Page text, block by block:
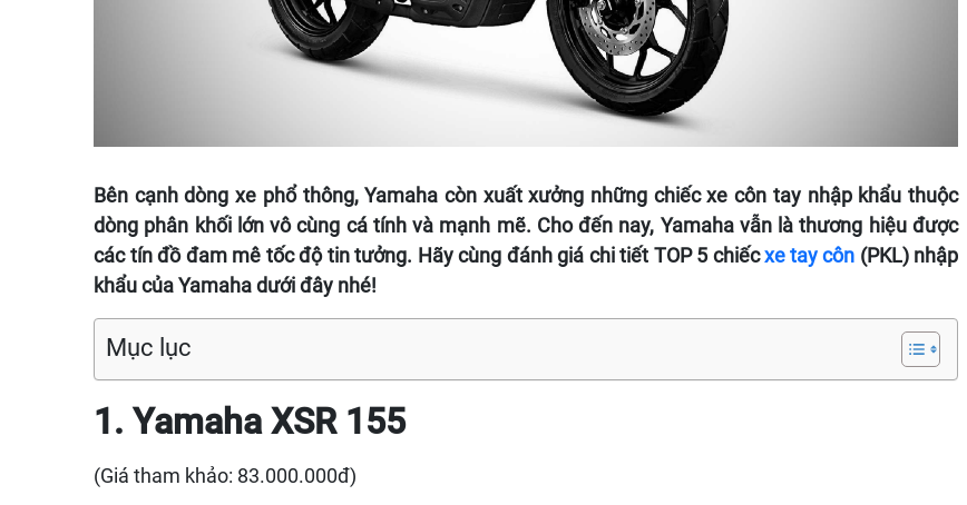
Bên cạnh dòng xe phổ thông, Yamaha còn xuất xưởng những chiếc xe côn tay nhập khẩu thuộc
dòng phân khối lớn vô cùng cá tính và mạnh mẽ. Cho đến nay, Yamaha vẫn là thương hiệu được
các tín đồ đam mê tốc độ tin tưởng. Hãy cùng đánh giá chi tiết TOP 5 chiếcxe tay côn (PKL) nhập
khẩu của Yamaha dưới đây nhé!
Mục lục
1. Yamaha XSR 155
(Giá tham khảo: 83.000.000đ)